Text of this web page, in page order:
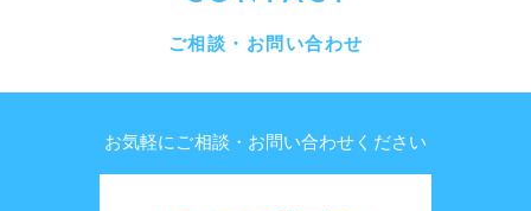
ご相談・お問い合わせ
お気軽にご相談・お問い合わせください